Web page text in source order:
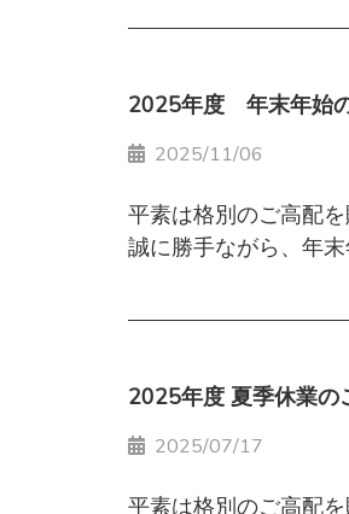
■お客様へのお願い
恐れ入りますが、お
今後とも、より良い
白井エコセンター株
◎ごみ袋配送停止期
東京クリーンリサイ
・商品のご注文
■ 商品の発送について
1月14日（水）〜1月
発送が翌営業日以降
余裕を持ったご注文
メンテナンスおよび
今後ともごみ.Tokyoを
2026年1月15日（木
※作業状況により、終
■ サービス停止内容
メンテナンス時間中
・商品のご注文
■ 商品の発送について
1月14日（水）〜1月
2025年度 年末年始
2025/11/06
平素は格別のご高配
誠に勝手ながら、年
休業期間中にいただ
ごみ袋のご注文は、
2025年度 夏季休業の
2025/07/17
平素は格別のご高配